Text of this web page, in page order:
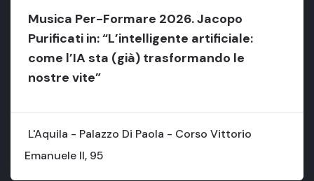
Musica Per-Formare 2026. Jacopo
Purificati in: “L’intelligente artificiale:
come l’IA sta (già) trasformando le
nostre vite”
L'Aquila - Palazzo Di Paola - Corso Vittorio
Emanuele II, 95